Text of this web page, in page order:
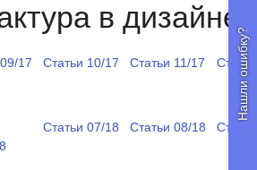
в дизайне
17 Статьи 10/17 Статьи 11/17
Статьи 07/18 Статьи 08/18
Нашли ошибку?